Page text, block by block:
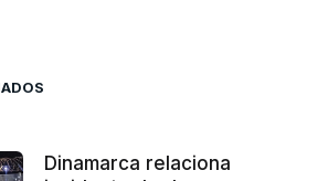
Dinamarca relaciona